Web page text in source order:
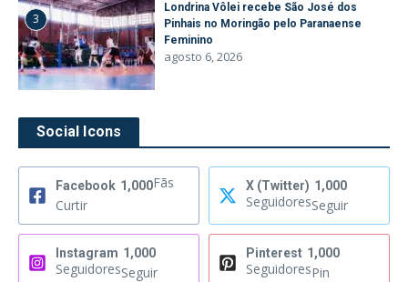
3
Londrina Vôlei recebe São José dos
Pinhais no Moringão pelo Paranaense
Feminino
agosto 6, 2026
Social Icons
Facebook 1,000Fãs
Curtir
X (Twitter) 1,000
SeguidoresSeguir
Instagram 1,000
SeguidoresSeguir
Pinterest 1,000
SeguidoresPin